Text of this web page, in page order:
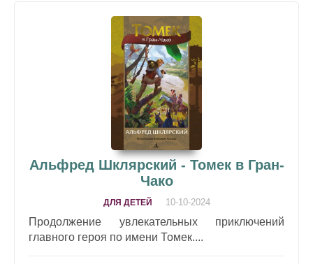
Альфред Шклярский - Томек в Гран-
Чако
ДЛЯ ДЕТЕЙ 10-10-2024
Продолжение увлекательных приключений
главного героя по имени Томек....